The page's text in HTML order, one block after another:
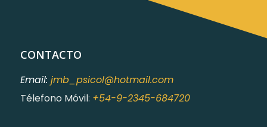
CONTACTO
Email: jmb_psicol@hotmail.com
Télefono Móvil: +54-9-2345-684720